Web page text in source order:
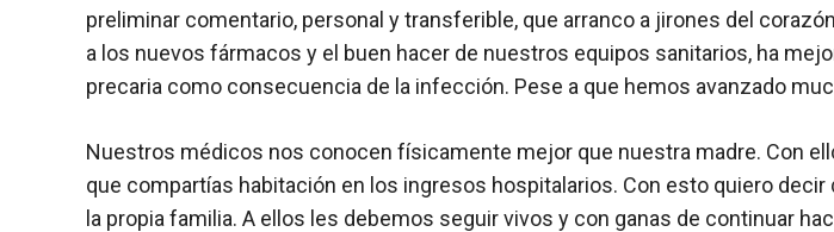
preliminar comentario, personal y transferible, que arranco a jirones del
a los nuevos fármacos y el buen hacer de nuestros equipos sanitarios, ha
precaria como consecuencia de la infección. Pese a que hemos avanzado
Nuestros médicos nos conocen físicamente mejor que nuestra madre. Con
que compartías habitación en los ingresos hospitalarios. Con esto quiero
la propia familia. A ellos les debemos seguir vivos y con ganas de continuar